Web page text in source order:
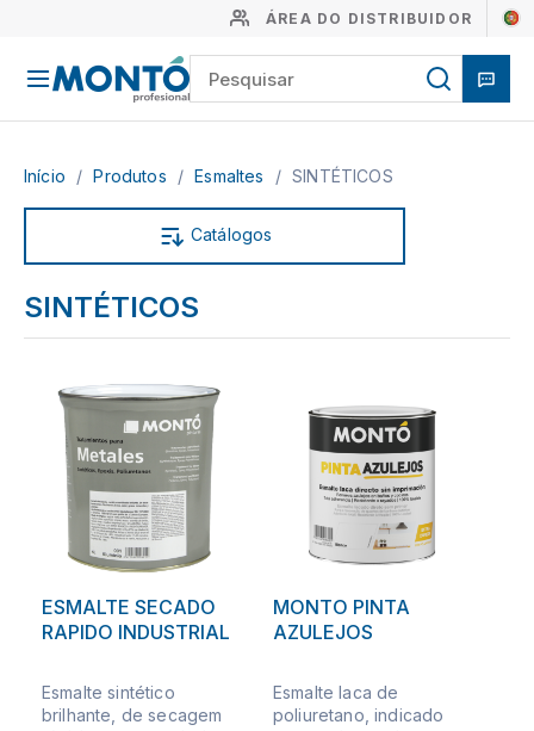
ÁREA DO DISTRIBUIDOR
Início / Produtos / Esmaltes / SINTÉTICOS
Catálogos
SINTÉTICOS
ESMALTE SECADO
RAPIDO INDUSTRIAL
Esmalte sintético
brilhante, de secagem
MONTO PINTA
AZULEJOS
Esmalte laca de
poliuretano, indicado